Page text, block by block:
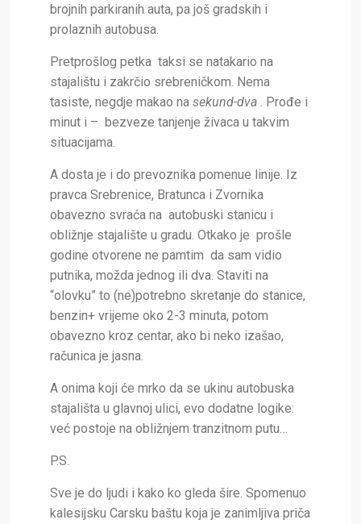
brojnih parkiranih auta, pa još gradskih i
prolaznih autobusa.
Pretprošlog petka taksi se natakario na
stajalištu i zakrčio srebreničkom. Nema
tasiste, negdje makao na sekund-dva . Prođe i
minut i – bezveze tanjenje živaca u takvim
situacijama.
A dosta je i do prevoznika pomenue linije. Iz
pravca Srebrenice, Bratunca i Zvornika
obavezno svraća na autobuski stanicu i
obližnje stajalište u gradu. Otkako je prošle
godine otvorene ne pamtim da sam vidio
putnika, možda jednog ili dva. Staviti na
“olovku” to (ne)potrebno skretanje do stanice,
benzin+ vrijeme oko 2-3 minuta, potom
obavezno kroz centar, ako bi neko izašao,
računica je jasna.
A onima koji će mrko da se ukinu autobuska
stajališta u glavnoj ulici, evo dodatne logike:
već postoje na obližnjem tranzitnom putu…
P.S.
Sve je do ljudi i kako ko gleda šire. Spomenuo
kalesijsku Carsku baštu koja je zanimljiva priča